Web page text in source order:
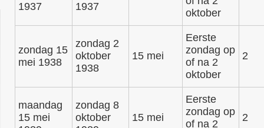
1937 1937
oktober
zondag 15
mei 1938
zondag 2
oktober
1938
15 mei
Eerste
zondag op
of na 2
oktober
2
maandag
15 mei
zondag 8
oktober
15 mei
Eerste
zondag op
of na 2
2